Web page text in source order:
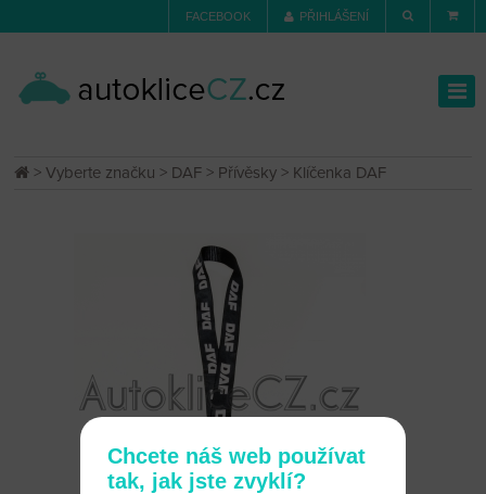
FACEBOOK PŘIHLÁŠENÍ
>Vyberte značku > DAF > Přívěsky > Klíčenka DAF
Chcete náš web používat
tak, jak jste zvyklí?